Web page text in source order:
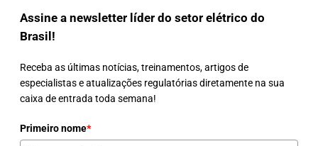
Assine a newsletter líder do setor elétrico do
Brasil!
Receba as últimas notícias, treinamentos, artigos de
especialistas e atualizações regulatórias diretamente na sua
caixa de entrada toda semana!
Primeiro nome*